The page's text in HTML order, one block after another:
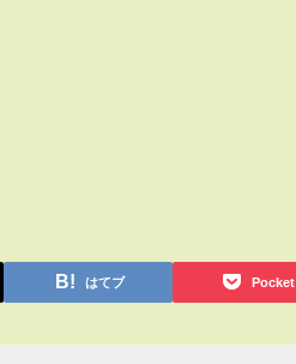
はてブ Pocket